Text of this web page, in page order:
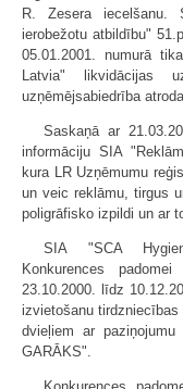
R. Zesera iecelšanu.
ierobežotu atbildību"
05.01.2001. numurā
Latvia" likvidācijas
uzņēmējsabiedrība
Saskaņā ar
informāciju SIA
kura LR Uzņēmumu
un veic reklāmu, tirgus
poligrāfisko izpildi un ar
SIA "SCA
Konkurences
23.10.2000. līdz
izvietošanu
dvieļiem ar
GARĀKS".